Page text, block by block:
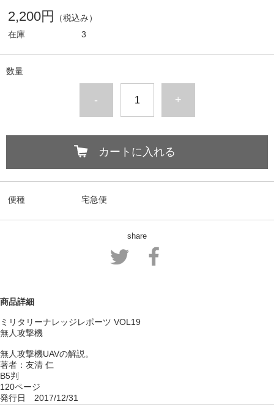
2,200円
（税込み）
在庫
3
数量
- +
カートに入れる
便種 宅急便
share
商品詳細
ミリタリーナレッジレポーツ VOL19
無人攻撃機
無人攻撃機UAVの解説。
著者：友清 仁
B5判
120ページ
発行日 2017/12/31